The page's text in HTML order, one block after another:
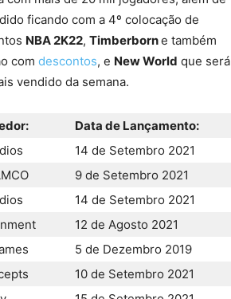
ficando com a 4º colocação de
NBA 2K22, Timberborne também
com descontos, e New World que será
vendido da semana.
Data de Lançamento:
14 de Setembro 2021
9 de Setembro 2021
14 de Setembro 2021
12 de Agosto 2021
5 de Dezembro 2019
10 de Setembro 2021